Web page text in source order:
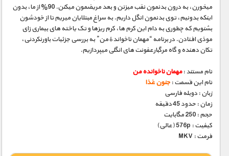
میخورن، به درون بدنمون نقب میزنن و بعد مریضمون میکنن. 90% از ما، بدون
اینکه بدونیم، توی بدنمون انگل داریم. به سراغ مبتلایان میریم تا از خودشون
بشنویم که چطوری به دام این کرم ها، کرم ریزها و تک یاخته های بیماری زای
موذی افتادن. در برنامه “مهمان ناخواندهٔ من” به بررسی جزئیات باورنکردنی،
تکان دهنده و گاه مرگبارعفونت های انگلی میپردازیم.
نام مستند :مهمان ناخوانده من
نام این قسمت : جنون غذا
زبان : دوبله فارسی
زمان : حدود 45 دقیقه
حجم : 250 مگابایت
کیفیت : 576p (عالی)
فرمت : MKV